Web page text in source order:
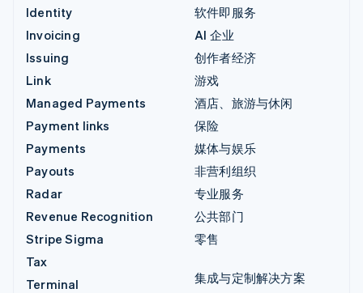
Identity
Invoicing
Issuing
Link
Managed Payments
Payment links
Payments
Payouts
Radar
Revenue Recognition
Stripe Sigma
Tax
Terminal
软件即服务
AI 企业
创作者经济
游戏
酒店、旅游与休闲
保险
媒体与娱乐
非营利组织
专业服务
公共部门
零售
集成与定制解决方案